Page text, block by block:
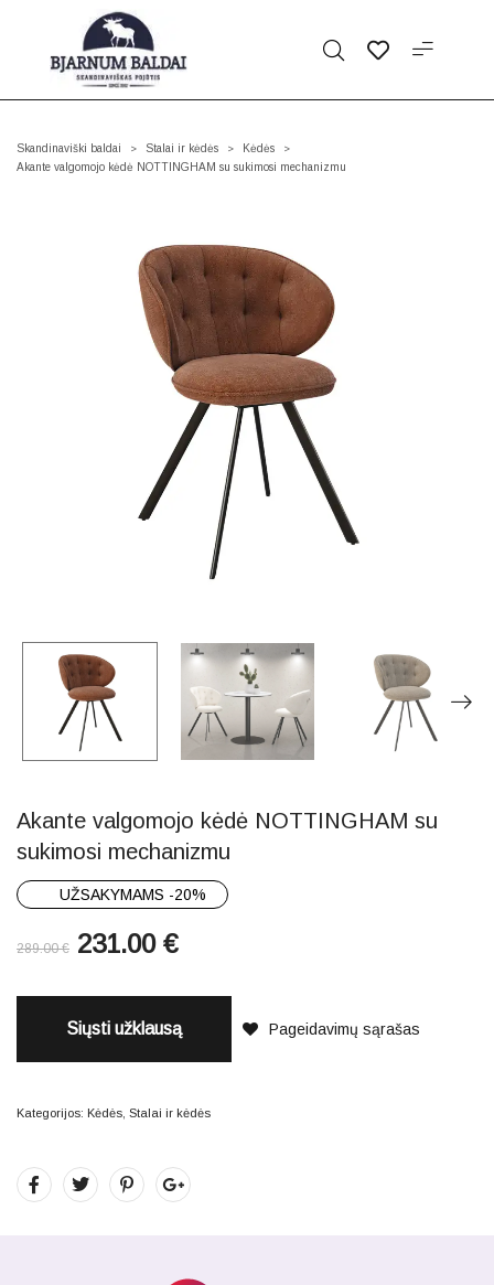
Skandinaviški baldai > Stalai ir kėdės > Kėdės >
Akante valgomojo kėdė NOTTINGHAM su sukimosi mechanizmu
Akante valgomojo kėdė NOTTINGHAM su
sukimosi mechanizmu
UŽSAKYMAMS -20%
289.00€ 231.00 €
Siųsti užklausą Pageidavimų sąrašas
Kategorijos: Kėdės Stalai ir kėdės